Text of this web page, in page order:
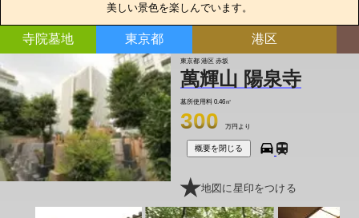
美しい景色を楽しんでいます。
寺院墓地 東京都 港区
東京都 港区 赤坂
萬輝山 陽泉寺
墓所使用料 0.46㎡
300 万円より
概要を閉じる
地図に星印をつける